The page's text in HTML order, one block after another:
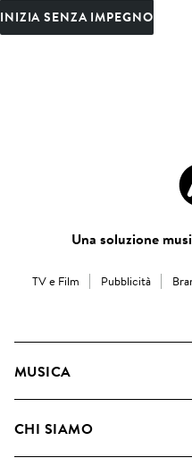
INIZIA SENZA IMPEGNO
Una soluzione
TV e Film Pubblicità
MUSICA
Cerca
CHI SIAMO